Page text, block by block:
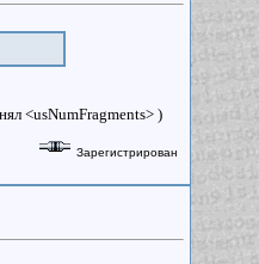
<usNumFragments> )
Зарегистрирован